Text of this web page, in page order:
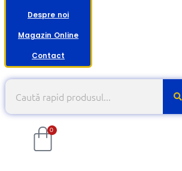
Despre noi
Magazin Online
Contact
0